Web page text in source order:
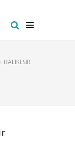
BALİKESİR